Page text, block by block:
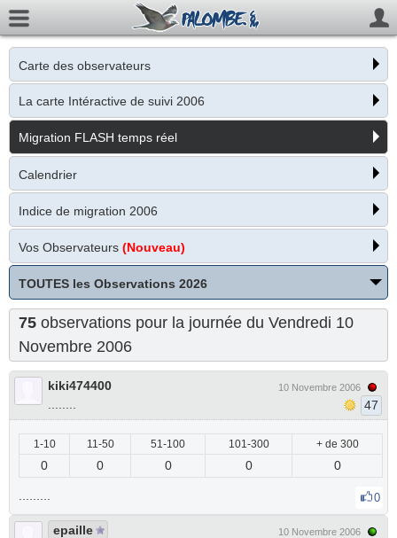
Carte des observateurs
La carte Intéractive de suivi 2006
Migration FLASH temps réel
Calendrier
Indice de migration 2006
Vos Observateurs (Nouveau)
TOUTES les Observations 2026
75 observations pour la journée du Vendredi 10
Novembre 2006
kiki474400
10 Novembre 2006
47
1-10 11-50 51-100 101-300 + de 300
0 0 0 0 0
0
epaille
10 Novembre 2006